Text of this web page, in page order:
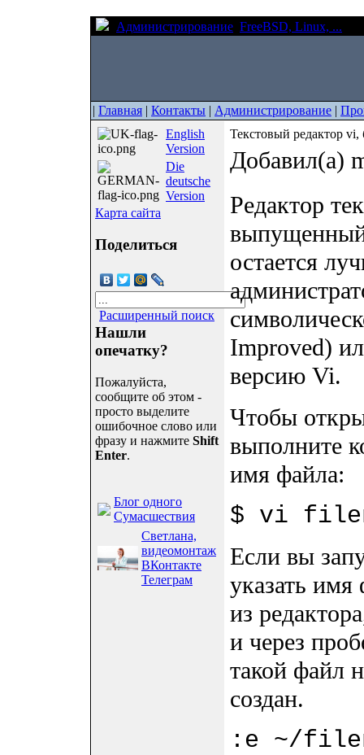
Администрирование FreeBSD, Linux, ...
| Главная | Контакты | Администрирование |
English
Version
Die
deutsche
Version
Карта сайта
Поделиться
Расширенный поиск
Нашли
опечатку?
Пожалуйста,
сообщите об этом -
просто выделите
ошибочное слово или
фразу и нажмите Shift
Enter.
Блог одного
Сумасшествия
Светлана,
видеомонтаж
ВКонтакте
Телеграм
Текстовый редактор vi,
Добавил(а)
Редактор
выпущенный
остается
Improved)
версию Vi.
Чтобы
выполните
имя файла:
$ vi
Если вы
указать
из
и через
такой файл
создан.
:e ~/